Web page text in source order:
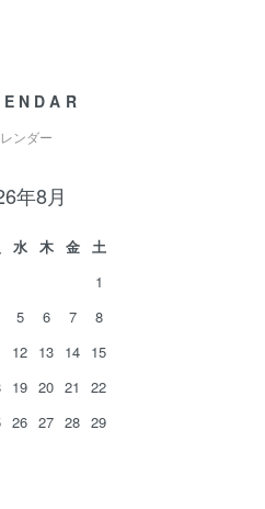
ンダー
年8月
水 木 金
土
1
5 6 7
8
12 13 14 15
19 20 21
22
26 27 28 29